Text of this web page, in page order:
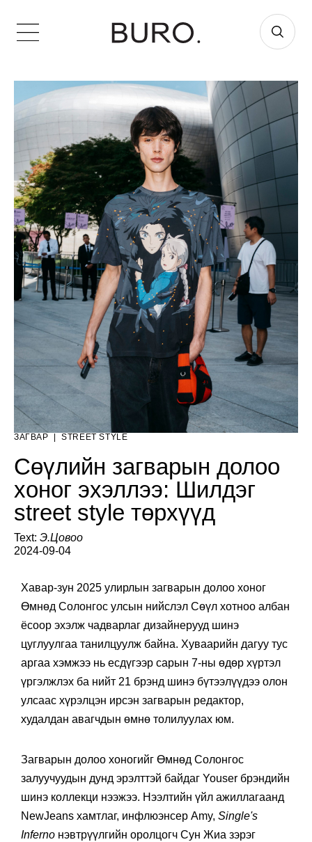
ЗАГВАР STREET STYLE
Сөүлийн загварын долоо
хоног эхэллээ: Шилдэг
street style төрхүүд
Text: Э.Цовоо
2024-09-04
Хавар-зун 2025 улирлын загварын долоо хоног
Өмнөд Солонгос улсын нийслэл Сөүл хотноо албан
ёсоор эхэлж чадварлаг дизайнерууд шинэ
цуглуулгаа танилцуулж байна. Хуваарийн дагуу тус
аргаа хэмжээ нь есдүгээр сарын 7-ны өдөр хүртэл
үргэлжлэх ба нийт 21 брэнд шинэ бүтээлүүдээ олон
улсаас хүрэлцэн ирсэн загварын редактор,
худалдан авагчдын өмнө толилуулах юм.
Загварын долоо хоногийг Өмнөд Солонгос
залуучуудын дунд эрэлттэй байдаг Youser брэндийн
шинэ коллекци нээжээ. Нээлтийн үйл ажиллагаанд
NewJeans хамтлаг, инфлюэнсер Amy, Single's
Inferno нэвтрүүлгийн оролцогч Сун Жиа зэрэг